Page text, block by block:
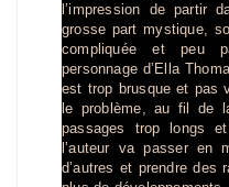
l’impression de partir
grosse part mystique,
compliquée et peu
personnage d’Ella
est trop brusque et pas
le problème, au fil de
passages trop longs
l’auteur va passer en
d’autres et prendre des